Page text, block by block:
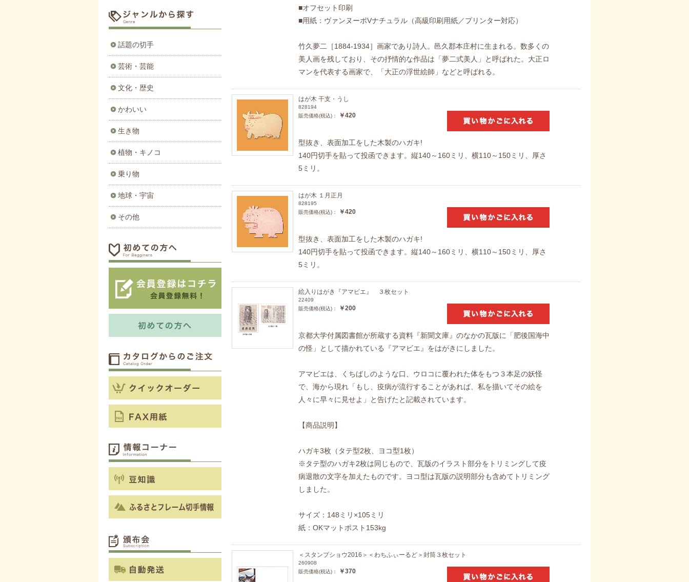
■オフセット印刷
■用紙：ヴァンヌーボVナチュラル（高級印刷用紙／プリンター対応）
竹久夢二［1884-1934］画家であり詩人。邑久郡本庄村に生まれる。数多くの
美人画を残しており、その抒情的な作品は「夢二式美人」と呼ばれた。大正ロ
マンを代表する画家で、「大正の浮世絵師」などと呼ばれる。
はが木 干支・うし
828194
販売価格(税込)：
￥420
型抜き、表面加工をした木製のハガキ!
140円切手を貼って投函できます。縦140～160ミリ、横110～150ミリ、厚さ
5ミリ。
はが木 １月正月
828195
販売価格(税込)：
￥420
型抜き、表面加工をした木製のハガキ!
140円切手を貼って投函できます。縦140～160ミリ、横110～150ミリ、厚さ
5ミリ。
絵入りはがき『アマビエ』 ３枚セット
22409
販売価格(税込)：
￥200
京都大学付属図書館が所蔵する資料『新聞文庫』のなかの瓦版に「肥後国海中
の怪」として描かれている『アマビエ』をはがきにしました。
アマビエは、くちばしのような口、ウロコに覆われた体をもつ３本足の妖怪
で、海から現れ「もし、疫病が流行することがあれば、私を描いてその絵を
人々に早々に見せよ」と告げたと記載されています。
【商品説明】
ハガキ3枚（タテ型2枚、ヨコ型1枚）
※タテ型のハガキ2枚は同じもので、瓦版のイラスト部分をトリミングして疫
病退散の文字を加えたものです。ヨコ型は瓦版の説明部分も含めてトリミング
しました。
サイズ：148ミリ×105ミリ
紙：OKマットポスト153kg
＜スタンプショウ2016＞＜わちふぃーるど＞封筒３枚セット
260908
販売価格(税込)：
￥370
話題の切手
芸術・芸能
文化・歴史
かわいい
生き物
植物・キノコ
乗り物
地球・宇宙
その他